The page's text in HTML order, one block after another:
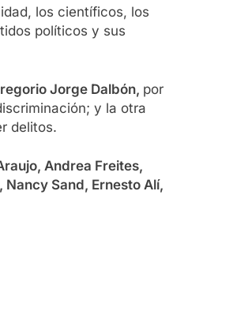
los científicos, los
políticos y sus
Jorge Dalbón, por
y la otra
delitos.
Andrea Freites,
Sand, Ernesto Alí,